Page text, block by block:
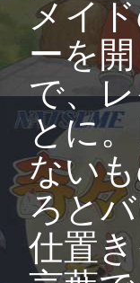
メイ
ーを
で、
とに
ない
ろと
仕置